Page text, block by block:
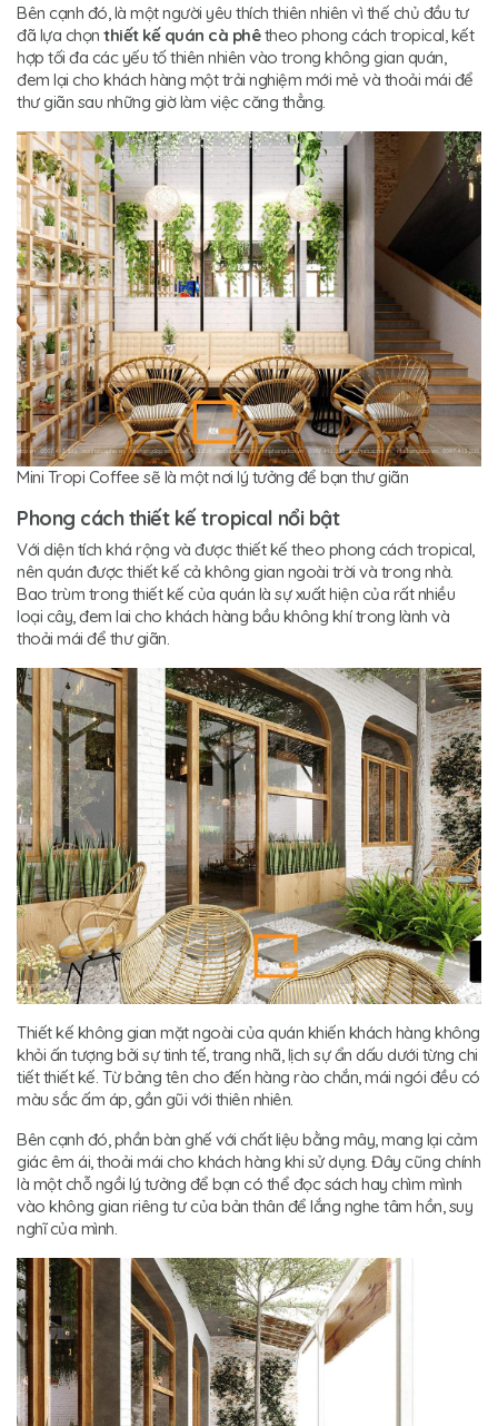
Bên cạnh đó, là một người yêu thích thiên nhiên vì thế chủ đầu tư
đã lựa chọn thiết kế quán cà phêtheo phong cách tropical, kết
hợp tối đa các yếu tố thiên nhiên vào trong không gian quán,
đem lại cho khách hàng một trải nghiệm mới mẻ và thoải mái để
thư giãn sau những giờ làm việc căng thẳng.
Mini Tropi Coffee sẽ là một nơi lý tưởng để bạn thư giãn
Phong cách thiết kế tropical nổi bật
Với diện tích khá rộng và được thiết kế theo phong cách tropical,
nên quán được thiết kế cả không gian ngoài trời và trong nhà.
Bao trùm trong thiết kế của quán là sự xuất hiện của rất nhiều
loại cây, đem lai cho khách hàng bầu không khí trong lành và
thoải mái để thư giãn.
Thiết kế không gian mặt ngoài của quán khiến khách hàng không
khỏi ấn tượng bởi sự tinh tế, trang nhã, lịch sự ẩn dấu dưới từng chi
tiết thiết kế. Từ bảng tên cho đến hàng rào chắn, mái ngói đều có
màu sắc ấm áp, gần gũi với thiên nhiên.
Bên cạnh đó, phần bàn ghế với chất liệu bằng mây, mang lại cảm
giác êm ái, thoải mái cho khách hàng khi sử dụng. Đây cũng chính
là một chỗ ngồi lý tưởng để bạn có thể đọc sách hay chìm mình
vào không gian riêng tư của bản thân để lắng nghe tâm hồn, suy
nghĩ của mình.